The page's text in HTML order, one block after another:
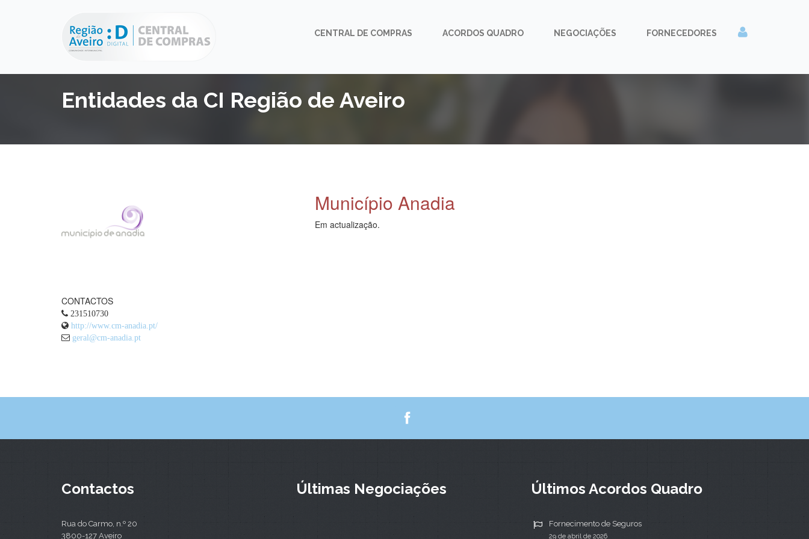
CENTRAL DE COMPRAS ACORDOS QUADRO NEGOCIAÇÕES FORNECEDORES
Entidades da CI Região de Aveiro
CONTACTOS
231510730
http://www.cm-anadia.pt/
geral@cm-anadia.pt
Município Anadia
Em actualização.
Contactos
Rua do Carmo, n.º 20
3800-127 Aveiro
Últimas Negociações Últimos Acordos Quadro
Fornecimento de Seguros
29 de abril de 2026